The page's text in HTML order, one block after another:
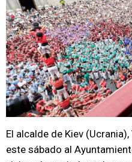
El alcalde de Kiev
este sábado al